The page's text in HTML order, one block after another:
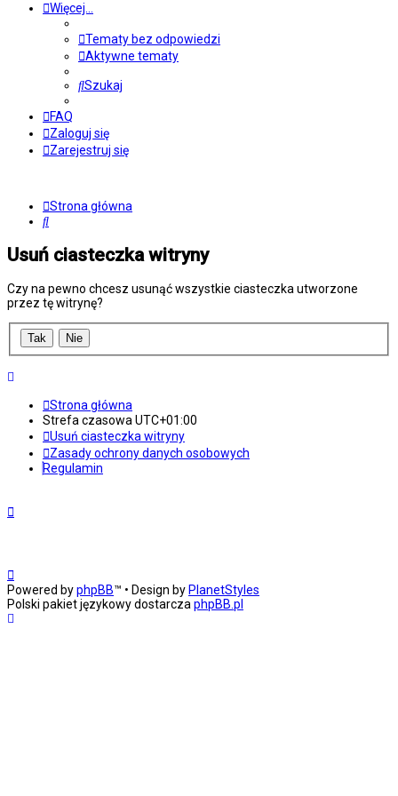
Więcej…
Tematy bez odpowiedzi
Aktywne tematy
Szukaj
FAQ
Zaloguj się
Zarejestruj się
Strona główna
Szukaj
Usuń ciasteczka witryny
Czy na pewno chcesz usunąć wszystkie ciasteczka utworzone
przez tę witrynę?
Strona główna
Strefa czasowaUTC+01:00
Usuń ciasteczka witryny
Zasady ochrony danych osobowych
Regulamin
Powered byphpBB™ • Design by PlanetStyles
Polski pakiet językowy dostarczaphpBB.pl